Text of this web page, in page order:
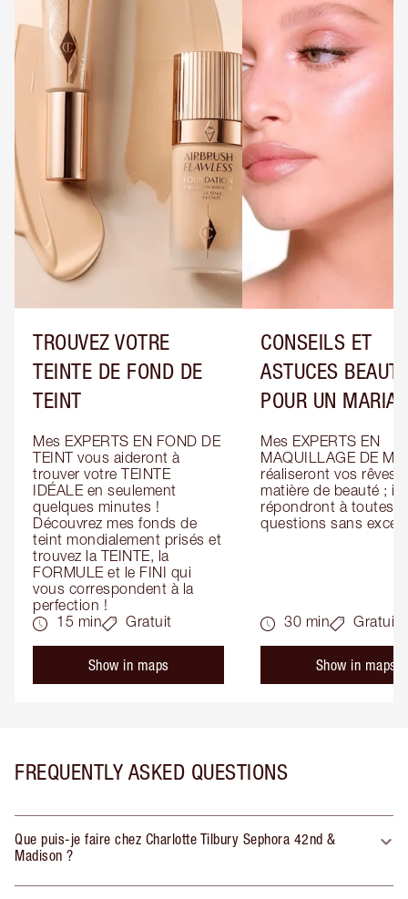
TROUVEZ VOTRE
TEINTE DE FOND DE
TEINT
Mes EXPERTS EN FOND DE
TEINT vous aideront à
trouver votre TEINTE
IDÉALE en seulement
quelques minutes !
Découvrez mes fonds de
teint mondialement prisés et
trouvez la TEINTE, la
FORMULE et le FINI qui
vous correspondent à la
perfection !
15 min
Gratuit
Show in maps
CONSEILS ET
ASTUCES
POUR UN
Mes EXPERTS EN
MAQUILLAGE DE
réaliseront vos rêves
matière de beauté ; ils
répondront à toutes
questions sans
30 min Gratuit
Show in maps
FREQUENTLY ASKED QUESTIONS
Que puis-je faire chez Charlotte Tilbury Sephora 42nd &
Madison ?